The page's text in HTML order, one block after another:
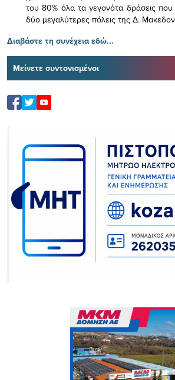
του 80% όλα τα γεγονότα δράσεις
δύο μεγαλύτερες πόλεις της Δ.
Διαβάστε τη συνέχεια εδώ...
Μείνετε συντονισμένοι